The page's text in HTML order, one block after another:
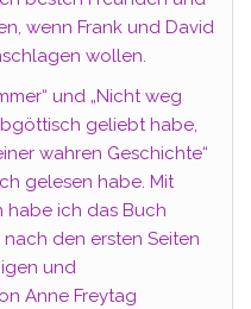
wenn Frank und David
wollen.
und „Nicht weg
geliebt habe,
wahren Geschichte“
gelesen habe. Mit
habe ich das Buch
den ersten Seiten
und
Anne Freytag